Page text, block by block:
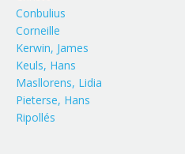
Conbulius
Corneille
Kerwin, James
Keuls, Hans
Masllorens, Lidia
Pieterse, Hans
Ripollés